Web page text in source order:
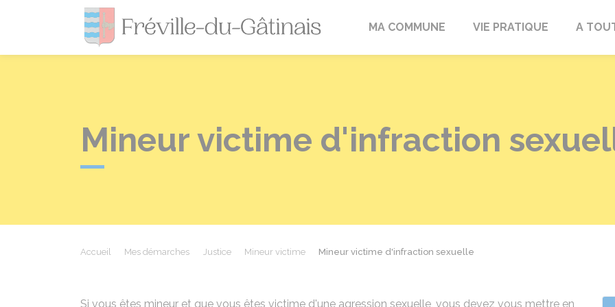
Fréville-du-Gâtinais
MA COMMUNE VIE PRATIQUE A
Mineur victime d'infraction
Accueil Mes démarches Justice Mineur victime Mineur victime d'infraction sexuelle
Si vous êtes mineur et que vous êtes victime d'une agression sexuelle, vous devez vous mettre en